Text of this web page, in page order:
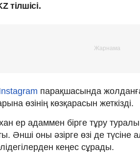
тілшісі.
парақшасында
өзінің көзқарасын жеткізді.
ер адаммен бірге тұру
Әнші оны әзірге өзі де
кеңес сұрады.